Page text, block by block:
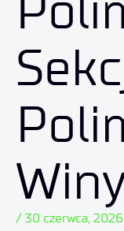
/ 30 czerwca, 2026